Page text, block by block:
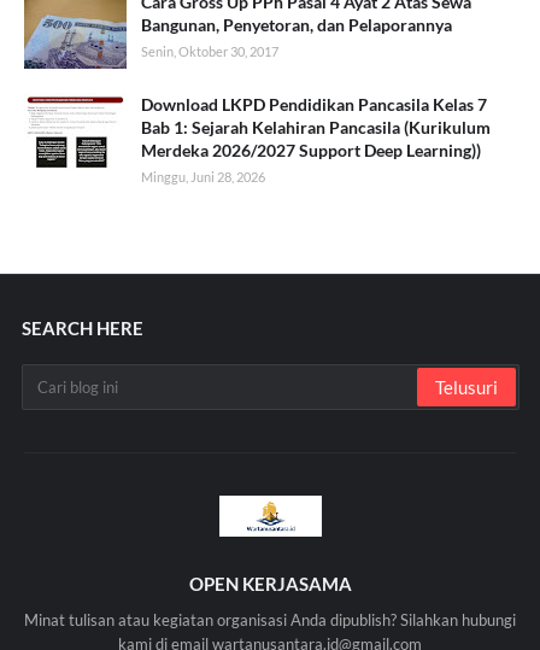
Bangunan, Penyetoran, dan Pelaporannya
Senin, Oktober 30, 2017
Download LKPD Pendidikan Pancasila Kelas 7
Bab 1: Sejarah Kelahiran Pancasila (Kurikulum
Merdeka 2026/2027 Support Deep Learning))
Minggu, Juni 28, 2026
SEARCH HERE
OPEN KERJASAMA
Minat tulisan atau kegiatan organisasi Anda dipublish? Silahkan hubungi
kami di email wartanusantara.id@gmail.com